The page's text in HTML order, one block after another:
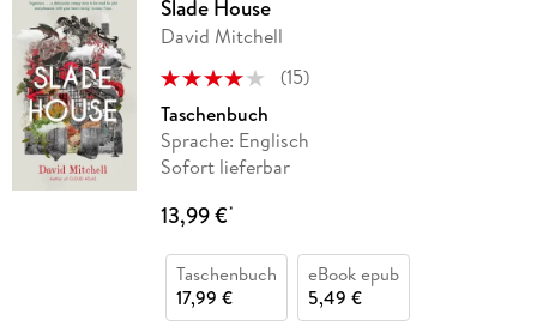
Slade House
David Mitchell
(15)
Taschenbuch
Sprache: Englisch
Sofort lieferbar
13,99 €*
Taschenbuch
17,99 €
eBook epub
5,49 €